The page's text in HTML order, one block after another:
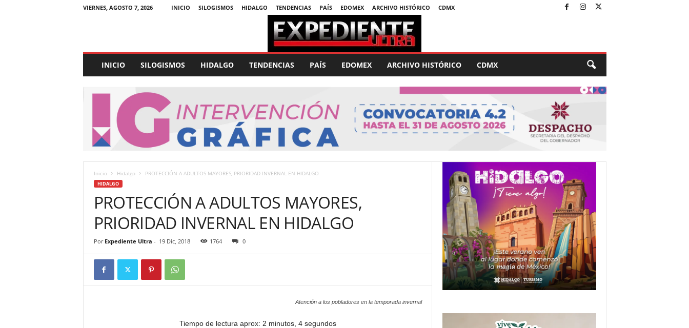
VIERNES, AGOSTO 7, 2026 INICIO SILOGISMOS HIDALGO TENDENCIAS PAÍS EDOMEX ARCHIVO HISTÓRICO CDMX
p
e
U
INICIO SILOGISMOS HIDALGO TENDENCIAS PAÍS EDOMEX ARCHIVO HISTÓRICO CDMX
Inicio Hidalgo PROTECCIÓN A ADULTOS MAYORES, PRIORIDAD INVERNAL EN HIDALGO
HIDALGO
PROTECCIÓN A ADULTOS MAYORES,
PRIORIDAD INVERNAL EN HIDALGO
Por Expediente Ultra - 19 Dic, 2018 1764 0
Atención a los pobladores en la temporada invernal
Tiempo de lectura aprox: 2 minutos, 4 segundos